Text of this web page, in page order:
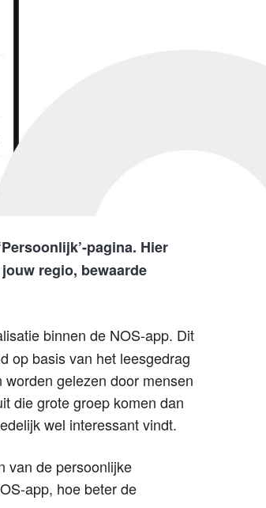
pagina. Hier
regio, bewaarde
binnen de NOS-app. Dit
op basis van het leesgedrag
gelezen door mensen
die grote groep komen dan
wel interessant vindt.
van de persoonlijke
app, hoe beter de